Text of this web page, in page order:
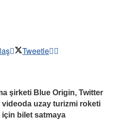
Tweetle
şirketi Blue Origin, Twitter
videoda uzay turizmi roketi
için bilet satmaya